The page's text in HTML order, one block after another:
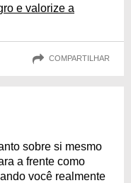
e valorize a
COMPARTILHAR
sobre si mesmo
a frente como
você realmente